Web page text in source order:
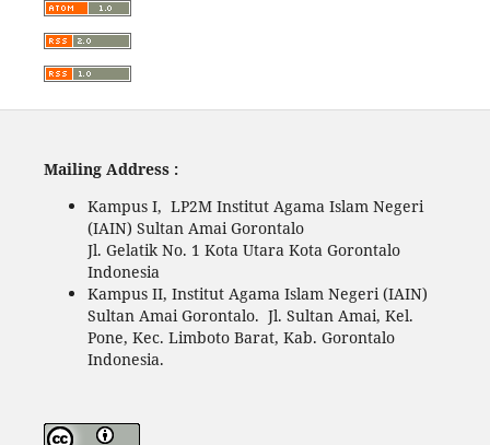
Mailing Address :
Kampus I, LP2M Institut Agama Islam Negeri
(IAIN) Sultan Amai Gorontalo
Jl. Gelatik No. 1 Kota Utara Kota Gorontalo
Indonesia
Kampus II, Institut Agama Islam Negeri (IAIN)
Sultan Amai Gorontalo. Jl. Sultan Amai, Kel.
Pone, Kec. Limboto Barat, Kab. Gorontalo
Indonesia.